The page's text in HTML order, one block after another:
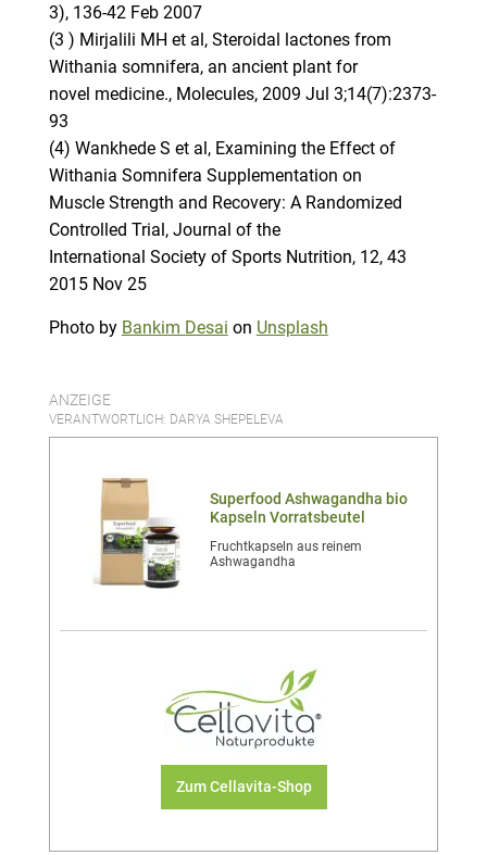
3), 136-42 Feb 2007
(3 ) Mirjalili MH et al, Steroidal lactones from
Withania somnifera, an ancient plant for
novel medicine., Molecules, 2009 Jul 3;14(7):2373-
93
(4) Wankhede S et al, Examining the Effect of
Withania Somnifera Supplementation on
Muscle Strength and Recovery: A Randomized
Controlled Trial, Journal of the
International Society of Sports Nutrition, 12, 43
2015 Nov 25
Photo by Bankim Desai on Unsplash
ANZEIGE
VERANTWORTLICH: DARYA SHEPELEVA
Superfood Ashwagandha bio
Kapseln Vorratsbeutel
Fruchtkapseln aus reinem
Ashwagandha
Zum Cellavita-Shop